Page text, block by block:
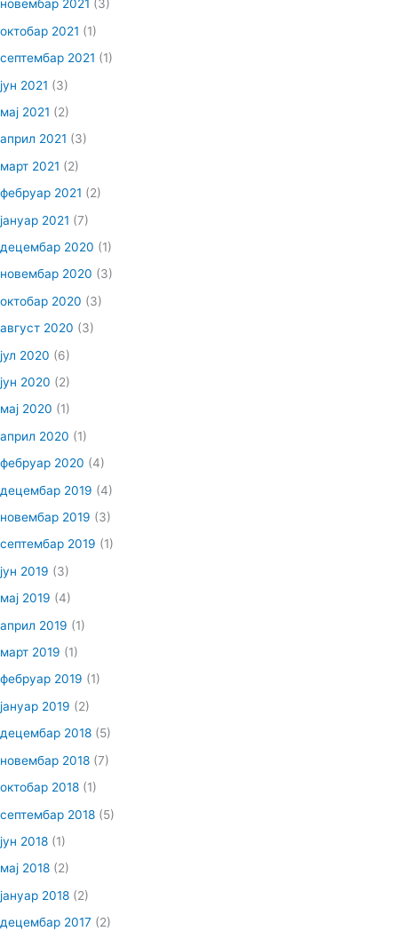
новембар 2021 (3)
октобар 2021 (1)
септембар 2021 (1)
јун 2021 (3)
мај 2021 (2)
април 2021 (3)
март 2021 (2)
фебруар 2021 (2)
јануар 2021 (7)
децембар 2020 (1)
новембар 2020 (3)
октобар 2020 (3)
август 2020 (3)
јул 2020 (6)
јун 2020 (2)
мај 2020 (1)
април 2020 (1)
фебруар 2020 (4)
децембар 2019 (4)
новембар 2019 (3)
септембар 2019 (1)
јун 2019 (3)
мај 2019 (4)
април 2019 (1)
март 2019 (1)
фебруар 2019 (1)
јануар 2019 (2)
децембар 2018 (5)
новембар 2018 (7)
октобар 2018 (1)
септембар 2018 (5)
јун 2018 (1)
мај 2018 (2)
јануар 2018 (2)
децембар 2017 (2)